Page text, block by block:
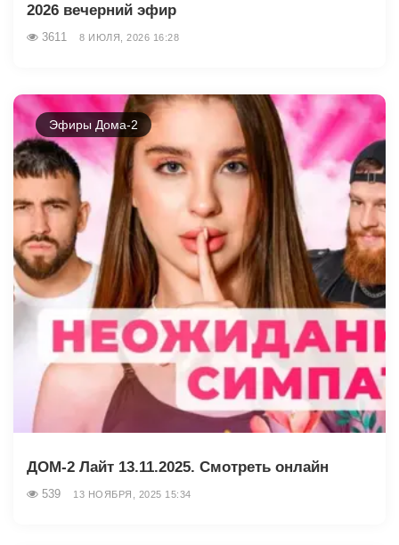
2026 вечерний эфир
3611 8 ИЮЛЯ, 2026 16:28
Эфиры Дома-2
ДОМ-2 Лайт 13.11.2025. Смотреть онлайн
539 13 НОЯБРЯ, 2025 15:34